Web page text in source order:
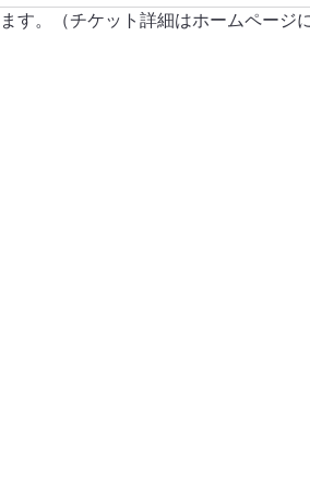
す。（チケット詳細はホームページ